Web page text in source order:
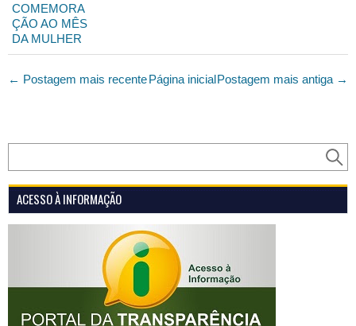
COMEMORA
ÇÃO AO MÊS
DA MULHER
← Postagem mais recente Postagem mais antiga →
Página inicial
ACESSO À INFORMAÇÃO